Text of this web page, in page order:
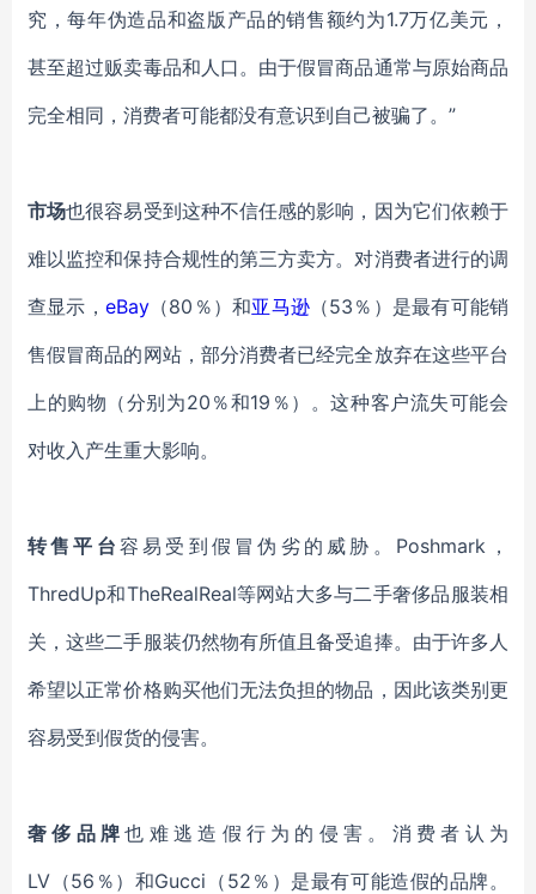
究，每年伪造品和盗版产品的销售额约为1.7万亿美元，
甚至超过贩卖毒品和人口。 由于假冒商品通常与原始商品
完全相同， 消费者可能都没有意识到自己被骗了。 ”
市场也很容易受到这种不信任感的影响，因为它们依赖于
难以监控和保持合规性的第三方卖方。对消费者进行的调
查显示 ， eBay（80％）和亚马逊（53％）是最有可能销
售假冒商品的网站， 部分消费者已经完全放弃在这些平台
上的购物（分别为20％和19％）。这种客户流失可能会
对收入产生重大影响。
转售平台 容易受到假冒伪劣的 威胁 。 Poshmark，
ThredUp和TheRealReal等网站大多与二手奢侈品服装相
关，这些二手服装仍然物有所值且备受追捧。由于许多人
希望以正常价格购买他们无法负担的物品，因此该类别更
容易受到假货的侵害。
奢侈品牌也难逃造假行为的侵害 。消费者 认为
LV （56％）和Gucci （ 52％） 是最有可能造假的品牌。